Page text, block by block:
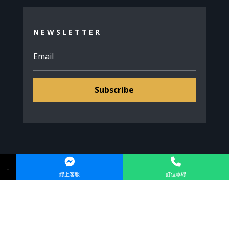
NEWSLETTER
Subscribe
↓
線上客服 訂位專線